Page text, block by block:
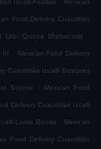
Izcalli Axotlan Mexican
Food Delivery Cuautitlán
Urbi Quinta Montecarlo .
ÌII . Mexican Food Delivery
Cuautitlán Izcalli Bosques
Socoro . Mexican Food
Delivery Cuautitlán Izcalli
Loma Bonita . Mexican
Food Delivery Cuautitlán